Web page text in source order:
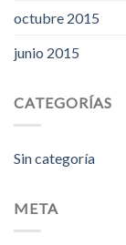
octubre 2015
junio 2015
CATEGORÍAS
Sin categoría
META